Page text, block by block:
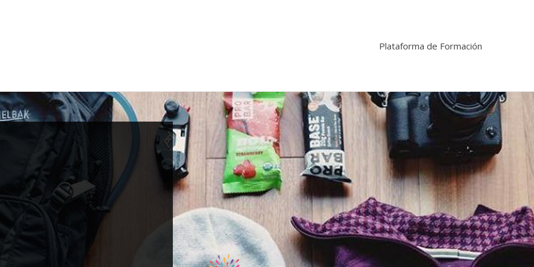
Plataforma de Formación